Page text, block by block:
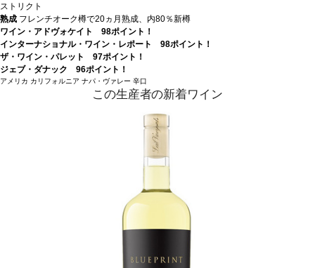
ストリクト
熟成 フレンチオーク樽で20ヵ月熟成、内80％新樽
ワイン・アドヴォケイト 98ポイント！
インターナショナル・ワイン・レポート 98ポイント！
ザ・ワイン・パレット 97ポイント！
ジェブ・ダナック 96ポイント！
アメリカ カリフォルニア ナパ・ヴァレー 辛口
この生産者の新着ワイン